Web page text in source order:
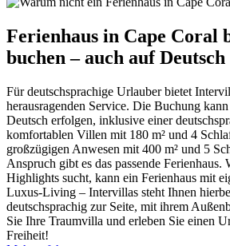
Ferienhaus in Cape Coral
buchen – auch auf Deutsch
Für deutschsprachige Urlauber bietet
herausragenden Service. Die Buchung
Deutsch erfolgen, inklusive einer
komfortablen Villen mit 180 m² und 4
großzügigen Anwesen mit 400 m² und 5
Anspruch gibt es das passende Ferienhaus.
Highlights sucht, kann ein Ferienhaus mit
Luxus-Living – Intervillas steht Ihnen
deutschsprachig zur Seite, mit ihrem
Sie Ihre Traumvilla und erleben Sie einen
Freiheit!